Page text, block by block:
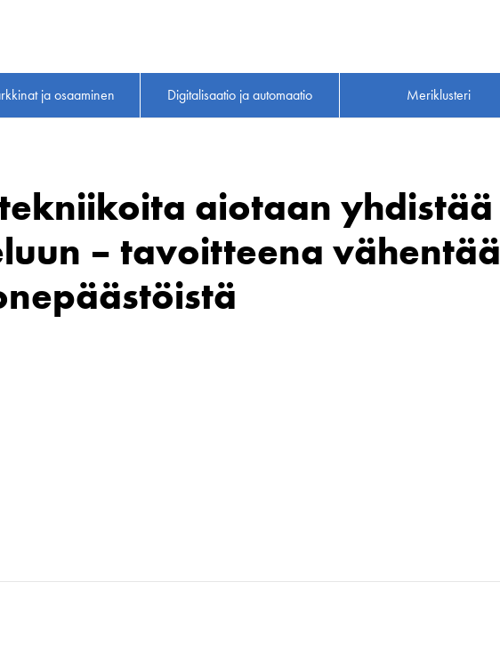
ja osaaminen Digitalisaatio ja automaatio Meriklusteri
aiotaan yhdistää
– tavoitteena vähentää